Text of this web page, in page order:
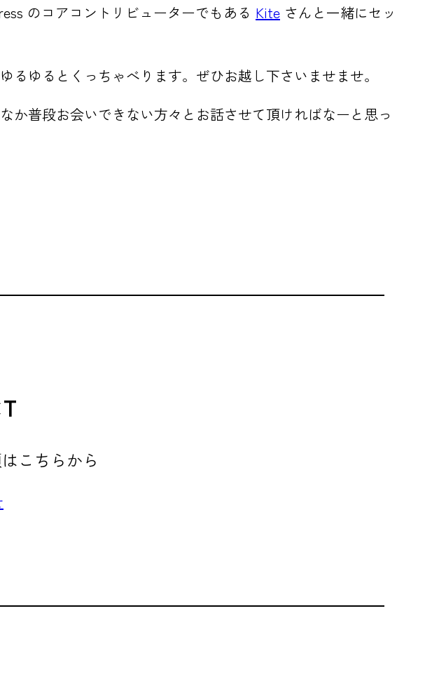
のコアコントリビューターでもある Kite さんと一緒にセッ
ゆるとくっちゃべります。ぜひお越し下さいませませ。
か普段お会いできない方々とお話させて頂ければなーと思っ
こちらから